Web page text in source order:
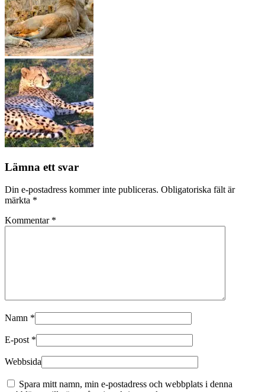
Lämna ett svar
Din e-postadress kommer inte publiceras. Obligatoriska fält är
märkta *
Kommentar *
Namn *
E-post *
Webbsida
Spara mitt namn, min e-postadress och webbplats i denna